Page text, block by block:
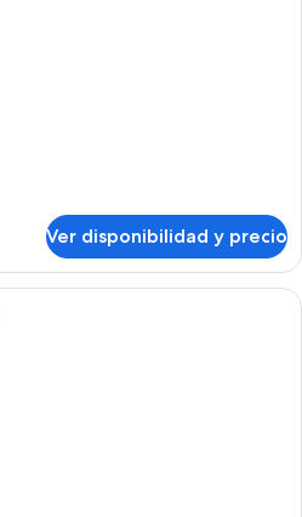
Ver disponibilidad y precio
Un área con césped, palmeras y vista